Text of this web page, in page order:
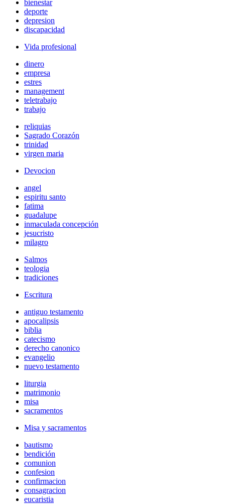
bienestar
deporte
depresion
discapacidad
Vida profesional
dinero
empresa
estres
management
teletrabajo
trabajo
reliquias
Sagrado Corazón
trinidad
virgen maria
Devocion
angel
espiritu santo
fatima
guadalupe
inmaculada concepción
jesucristo
milagro
Salmos
teologia
tradiciones
Escritura
antiguo testamento
apocalipsis
biblia
catecismo
derecho canonico
evangelio
nuevo testamento
liturgia
matrimonio
misa
sacramentos
Misa y sacramentos
bautismo
bendición
comunion
confesion
confirmacion
consagracion
eucaristia